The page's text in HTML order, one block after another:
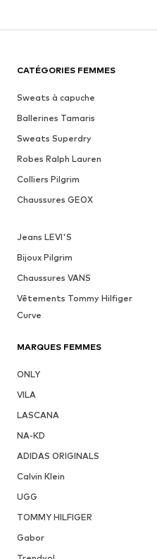
CATÉGORIES FEMMES
Sweats à capuche
Ballerines Tamaris
Sweats Superdry
Robes Ralph Lauren
Colliers Pilgrim
Chaussures GEOX
Jeans LEVI'S
Bijoux Pilgrim
Chaussures VANS
Vêtements Tommy Hilfiger
Curve
MARQUES FEMMES
ONLY
VILA
LASCANA
NA-KD
ADIDAS ORIGINALS
Calvin Klein
UGG
TOMMY HILFIGER
Gabor